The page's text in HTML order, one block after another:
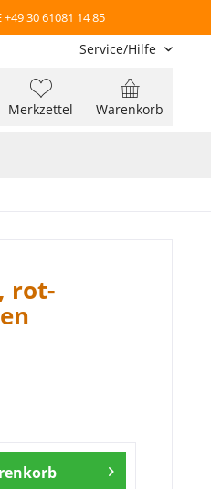
+49 30 61081 14 85
Service/Hilfe
Warenkorb
Merkzettel
rot-